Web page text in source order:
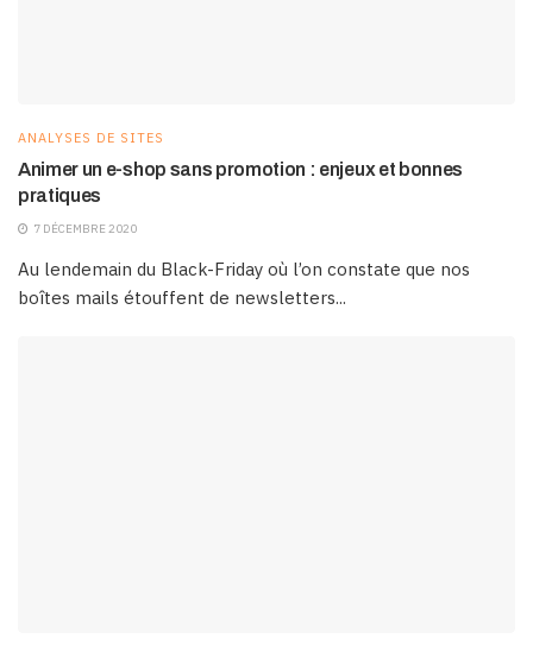
ANALYSES DE SITES
Animer un e-shop sans promotion : enjeux et bonnes
pratiques
7 DÉCEMBRE 2020
Au lendemain du Black-Friday où l’on constate que nos
boîtes mails étouffent de newsletters...